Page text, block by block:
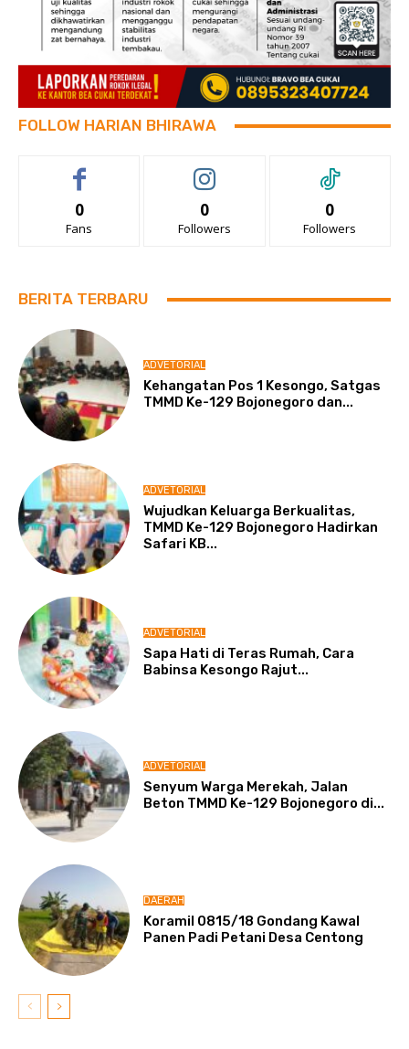
FOLLOW HARIAN BHIRAWA
0
Fans
0
Followers
0
Followers
BERITA TERBARU
ADVETORIAL
Kehangatan Pos 1 Kesongo, Satgas
TMMD Ke-129 Bojonegoro dan...
ADVETORIAL
Wujudkan Keluarga Berkualitas,
TMMD Ke-129 Bojonegoro Hadirkan
Safari KB...
ADVETORIAL
Sapa Hati di Teras Rumah, Cara
Babinsa Kesongo Rajut...
ADVETORIAL
Senyum Warga Merekah, Jalan
Beton TMMD Ke-129 Bojonegoro di...
DAERAH
Koramil 0815/18 Gondang Kawal
Panen Padi Petani Desa Centong